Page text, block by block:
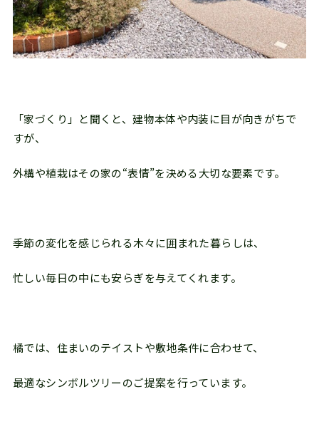
「家づくり」と聞くと、建物本体や内装に目が向きがちで
すが、
外構や植栽はその家の“表情”を決める大切な要素です。
季節の変化を感じられる木々に囲まれた暮らしは、
忙しい毎日の中にも安らぎを与えてくれます。
橘では、住まいのテイストや敷地条件に合わせて、
最適なシンボルツリーのご提案を行っています。